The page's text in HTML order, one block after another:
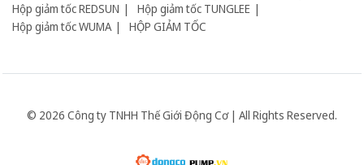
Hộp giảm tốc REDSUN
Hộp giảm tốc TUNGLEE
Hộp giảm tốc WUMA
HỘP GIẢM TỐC
© 2026 Công ty TNHH Thế Giới Động Cơ | All Rights Reserved.